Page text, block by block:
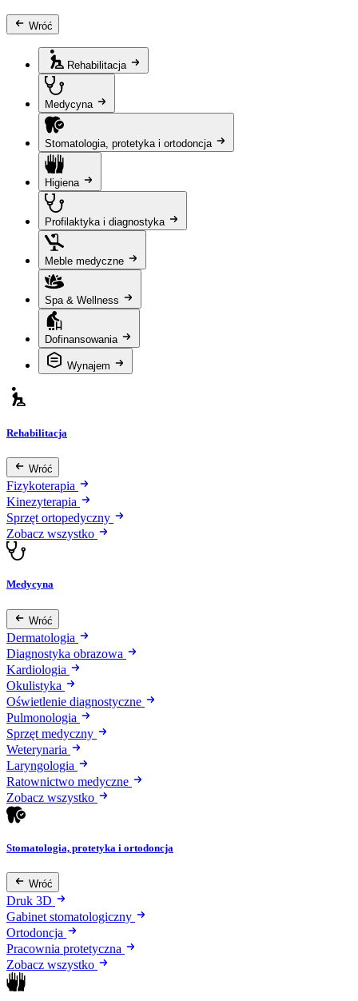
Wróć
Rehabilitacja
Medycyna
Stomatologia, protetyka i ortodoncja
Higiena
Profilaktyka i diagnostyka
Meble medyczne
Spa & Wellness
Dofinansowania
Wynajem
Rehabilitacja
Wróć
Fizykoterapia
Kinezyterapia
Sprzęt ortopedyczny
Zobacz wszystko
Medycyna
Wróć
Dermatologia
Diagnostyka obrazowa
Kardiologia
Okulistyka
Oświetlenie diagnostyczne
Pulmonologia
Sprzęt medyczny
Weterynaria
Laryngologia
Ratownictwo medyczne
Zobacz wszystko
Stomatologia, protetyka i ortodoncja
Wróć
Druk 3D
Gabinet stomatologiczny
Ortodoncja
Pracownia protetyczna
Zobacz wszystko